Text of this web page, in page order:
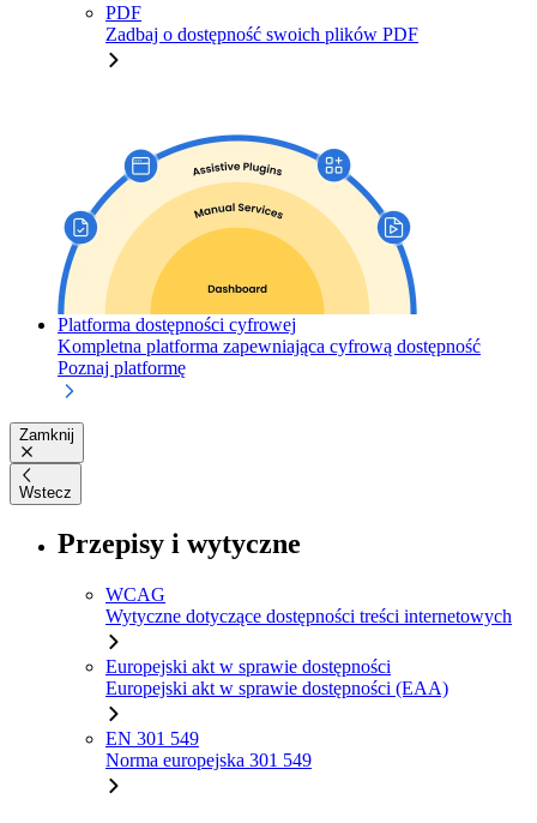
PDF
Zadbaj o dostępność swoich plików PDF
Platforma dostępności cyfrowej
Kompletna platforma zapewniająca cyfrową dostępność
Poznaj platformę
Zamknij
Wstecz
Przepisy i wytyczne
WCAG
Wytyczne dotyczące dostępności treści internetowych
Europejski akt w sprawie dostępności
Europejski akt w sprawie dostępności (EAA)
EN 301 549
Norma europejska 301 549